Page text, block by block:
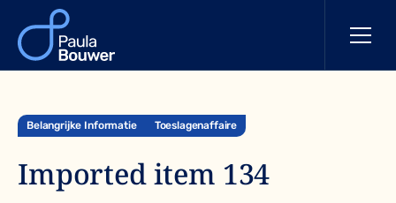
Belangrijke Informatie Toeslagenaffaire
Imported item 134